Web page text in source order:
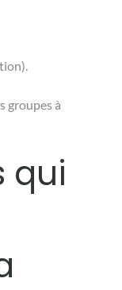
groupes à
qui